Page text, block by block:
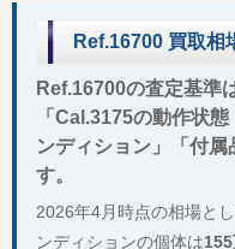
Ref.16700 買取相
Ref.16700の査定基準
「Cal.3175の動作状
ンディション」「付
す。
2026年4月時点の相場と
ンディションの個体は